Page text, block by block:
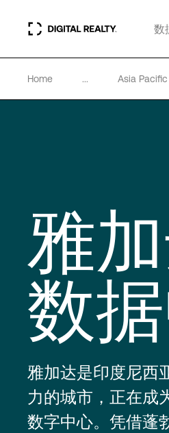
数
Home ... Asia Pacific
雅
数
雅加达是印度尼西
力的城市，正在成
数字中心。凭借蓬